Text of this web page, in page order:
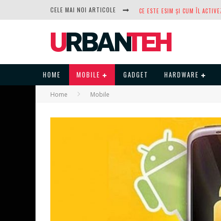
CELE MAI NOI ARTICOLE
DUPĂ ANI DE REFUZURI,
HOME MOBILE GADGET HARDWARE
Home Mobile